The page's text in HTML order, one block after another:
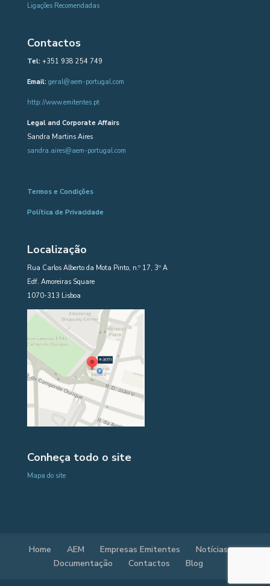
Ligações Recomendadas
Contactos
Tel:+351 938 254 749
Email: geral@aem-portugal.com
http://www.emitentes.pt
Legal and Corporate Affairs
Sandra Martins Aires
sandra.aires@aem-portugal.com
Termos e Condições
Política de Privacidade
Localização
Rua Carlos Alberto da Mota Pinto, n.º 17, 3º A
Edf. Amoreiras Square
1070-313 Lisboa
Conheça todo o site
Mapa do site
Home AEM Empresas Emitentes
Notícias
Documentação
Contactos Blog